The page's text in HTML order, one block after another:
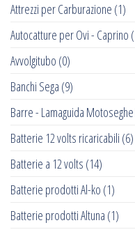
Attrezzi per Carburazione (1)
Autocatture per Ovi - Caprino
Avvolgitubo (0)
Banchi Sega (9)
Barre - Lamaguida
Batterie 12 volts ricaricabili (6)
Batterie a 12 volts (14)
Batterie prodotti Al-ko (1)
Batterie prodotti Altuna (1)